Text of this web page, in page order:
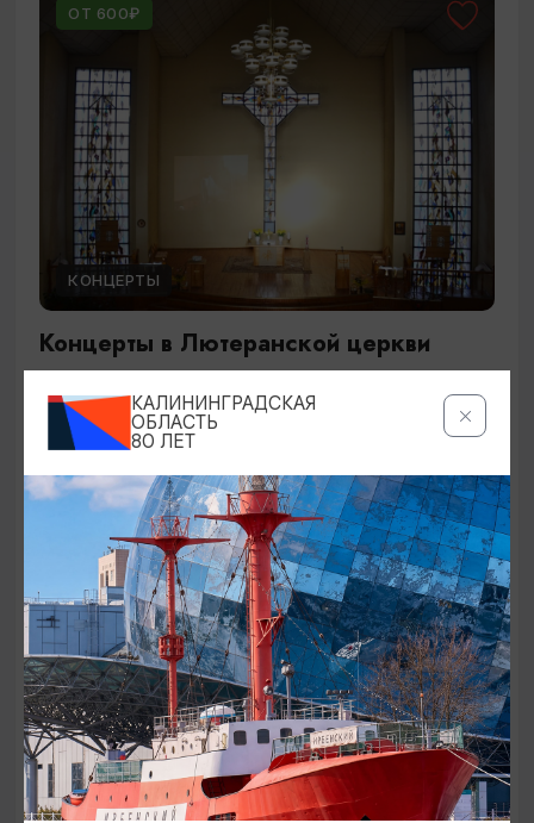
ОТ 600₽
КОНЦЕРТЫ
Концерты в Лютеранской церкви
19.07.2026 - 19.08.2026, 19:00
Калининград, Евангелическо-лютеранская церковь
«Воскресения»
ОТ 250₽
ДЕТЯМ
КАЛИНИНГРАДСКАЯ
ОБЛАСТЬ
80 ЛЕТ